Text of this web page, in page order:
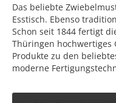
Das beliebte
Esstisch. Ebenso
Schon seit 1844 fertigt
Thüringen hochwertiges
Produkte zu den
moderne